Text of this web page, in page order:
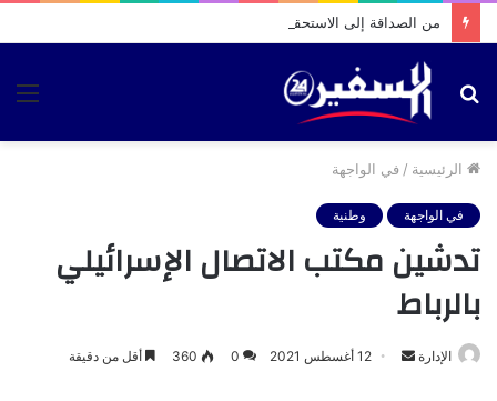
بحث
الرئيسية / في الواجهة
في الواجهة وطنية
تدشين مكتب الاتصال الإسرائيلي
بالرباط
الإدارة
أرسل 12 أغسطس 2021 0
360 أقل من دقيقة